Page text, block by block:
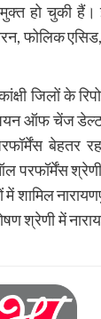
मुक्त हो चुकी
फोलिक
जिलों के
ऑफ चेंज
बेहतर
श्रेणी
शामिल
श्रेणी में